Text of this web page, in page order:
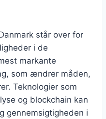
står over for
i de
markante
som ændrer måden,
Teknologier som
og blockchain kan
gennemsigtigheden i